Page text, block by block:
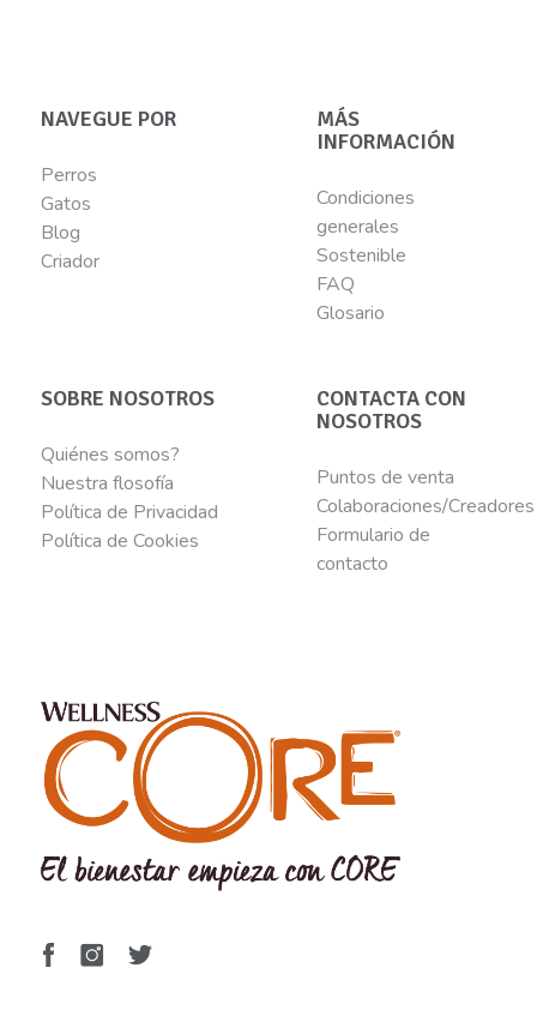
NAVEGUE POR
Perros
Gatos
Blog
Criador
MÁS
INFORMACIÓN
Condiciones
generales
Sostenible
FAQ
Glosario
SOBRE NOSOTROS
Quiénes somos?
Nuestra flosofía
Política de Privacidad
Política de Cookies
CONTACTA CON
NOSOTROS
Puntos de venta
Colaboraciones/Creadores
Formulario de
contacto